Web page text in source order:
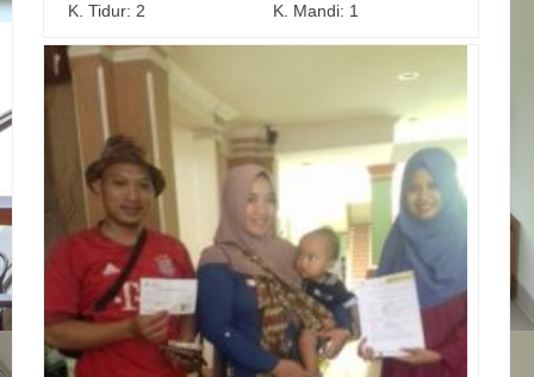
K. Tidur: 2 K. Mandi: 1